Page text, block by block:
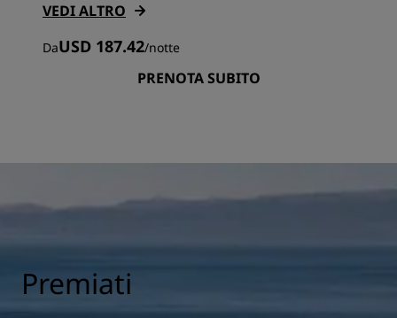
VEDI ALTRO
DaUSD 187.42/notte
PRENOTA SUBITO
Premiati